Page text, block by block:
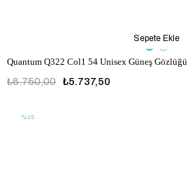
Quantum Q322 Col1 54 Unisex Güneş Gözlüğü
₺5.737,50
₺6.750,00
Sepete Ekle
%15